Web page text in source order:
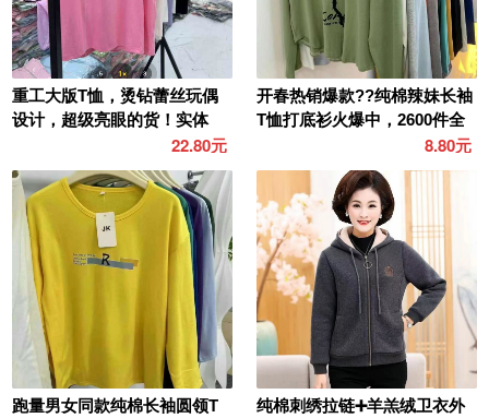
重工大版T恤，烫钻蕾丝玩偶
设计，超级亮眼的货！实体
店，直播自带流量的好货！质
22.80元
开春热销爆款??纯棉辣妹长袖
T恤打底衫火爆中，2600件全
8.80元
跑量男女同款纯棉长袖圆领T
纯棉刺绣拉链➕羊羔绒卫衣外